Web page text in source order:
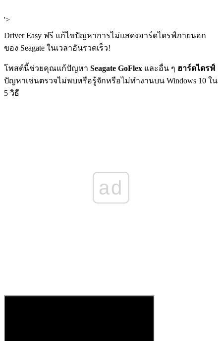
'>
Driver Easy ฟรี แก้ไขปัญหาการไม่แสดงฮาร์ดไดรฟ์ภายนอก
ของ Seagate ในเวลาอันรวดเร็ว!
โพสต์นี้ช่วยคุณแก้ปัญหา Seagate GoFlex และอื่น ๆ ฮาร์ดไดรฟ์
ปัญหาเช่นตรวจไม่พบหรือรู้จักหรือไม่ทำงานบน Windows 10 ใน
5 วิธี
ad